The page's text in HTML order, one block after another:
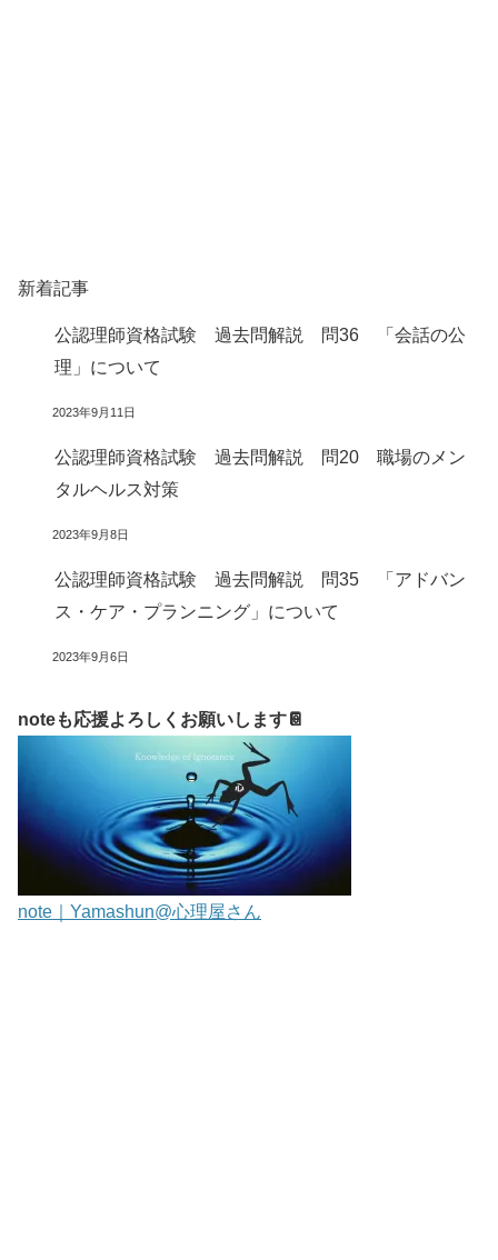
新着記事
公認理師資格試験 過去問解説 問36 「会話の公
理」について
2023年9月11日
公認理師資格試験 過去問解説 問20 職場のメン
タルヘルス対策
2023年9月8日
公認理師資格試験 過去問解説 問35 「アドバン
ス・ケア・プランニング」について
2023年9月6日
noteも応援よろしくお願いします📔
note｜Yamashun@心理屋さん